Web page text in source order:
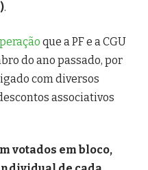
.
que a PF e a CGU
do ano passado, por
com diversos
associativos
votados em bloco,